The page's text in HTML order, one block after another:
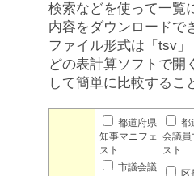
検索などを使って一覧
内容をダウンロードで
ファイル形式は「tsv
どの表計算ソフトで開
して簡単に比較するこ
都道府県
知事マニフェ
スト
都
会議員
スト
市議会議
区